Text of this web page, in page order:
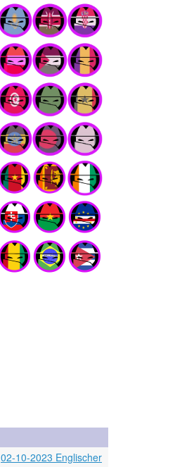
02-10-2023 Englischer